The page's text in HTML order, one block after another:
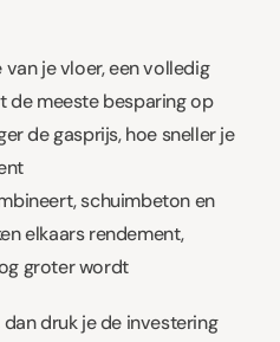
je vloer, een volledig
de meeste besparing op
de gasprijs, hoe sneller je
schuimbeton en
elkaars rendement,
groter wordt
dan druk je de investering